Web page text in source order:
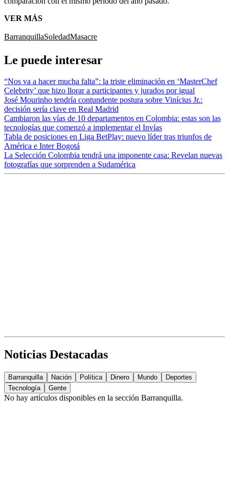
VER MÁS
BarranquillaSoledadMasacre
Le puede interesar
“Nos va a hacer mucha falta”: la triste eliminación en ‘MasterChef
Celebrity’ que hizo llorar a participantes y jurados por igual
José Mourinho tendría contundente postura sobre Vinícius Jr.:
decisión sería clave en Real Madrid
Cambiaron las vías de 10 departamentos en Colombia: estas son las
tecnologías que comenzó a implementar el Invías
Tabla de posiciones en Liga BetPlay: nuevo líder tras triunfos de
América e Inter Bogotá
La Selección Colombia tendrá una imponente casa: Revelan nuevas
fotografías que sorprenden a Sudamérica
Noticias Destacadas
Barranquilla Nación Política Dinero Mundo
Deportes
Tecnología
Gente
No hay artículos disponibles en la sección Barranquilla.